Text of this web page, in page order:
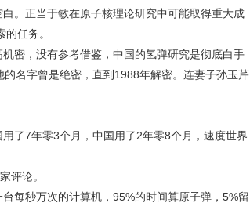
。正当于敏在原子核理论研究中可能取得重大成
任务。
，没有参考借鉴，中国的氢弹研究是彻底白手
名字曾是绝密，直到1988年解密。连妻子孙玉芹
7年零3个月，中国用了2年零8个月，速度世界
评论。
秒万次的计算机，95%的时间算原子弹，5%留